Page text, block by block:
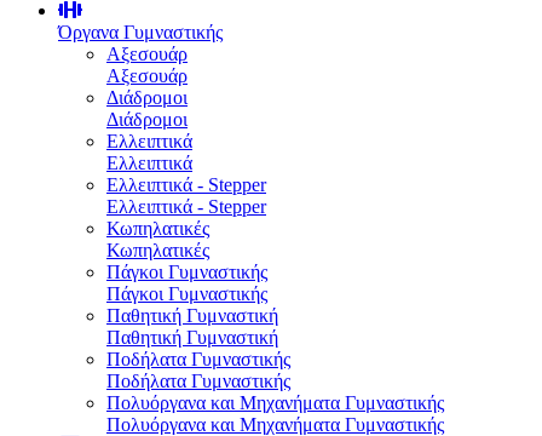
Όργανα Γυμναστικής
Αξεσουάρ
Αξεσουάρ
Διάδρομοι
Διάδρομοι
Ελλειπτικά
Ελλειπτικά
Ελλειπτικά - Stepper
Ελλειπτικά - Stepper
Κωπηλατικές
Κωπηλατικές
Πάγκοι Γυμναστικής
Πάγκοι Γυμναστικής
Παθητική Γυμναστική
Παθητική Γυμναστική
Ποδήλατα Γυμναστικής
Ποδήλατα Γυμναστικής
Πολυόργανα και Μηχανήματα Γυμναστικής
Πολυόργανα και Μηχανήματα Γυμναστικής